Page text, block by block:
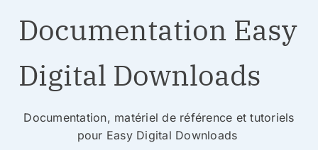
Documentation Easy
Digital Downloads
Documentation, matériel de référence et tutoriels
pour Easy Digital Downloads